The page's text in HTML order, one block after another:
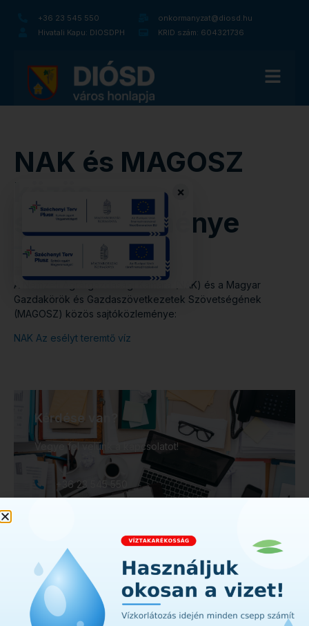
×
+36 23 545 550
onkormanyzat@diosd.hu
Hivatali Kapu: DIOSDPH
KRID szám: 604321736
NAK és MAGOSZ
közös
sajtóközleménye
2026. március 26.
12:03
A Nemzeti Agrárgazdasági Kamara (NAK) és a Magyar
Gazdakörök és Gazdaszövetkezetek Szövetségének
(MAGOSZ) közös sajtóközleménye:
NAK Az esélyt teremtő víz
Kérdése van?
Vegye fel velünk a kapcsolatot!
+36 23 545 550